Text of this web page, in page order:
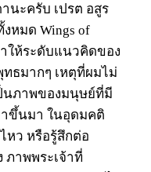
นะครับ เปรต อสูร
มด Wings of
ให้ระดับแนวคิดของ
ธมากๆ เหตุที่ผมไม่
นภาพของมนุษย์ที่มี
ขึ้นมา ในอุดมคติ
หว หรือรู้สึกต่อ
ภาพพระเจ้าที่